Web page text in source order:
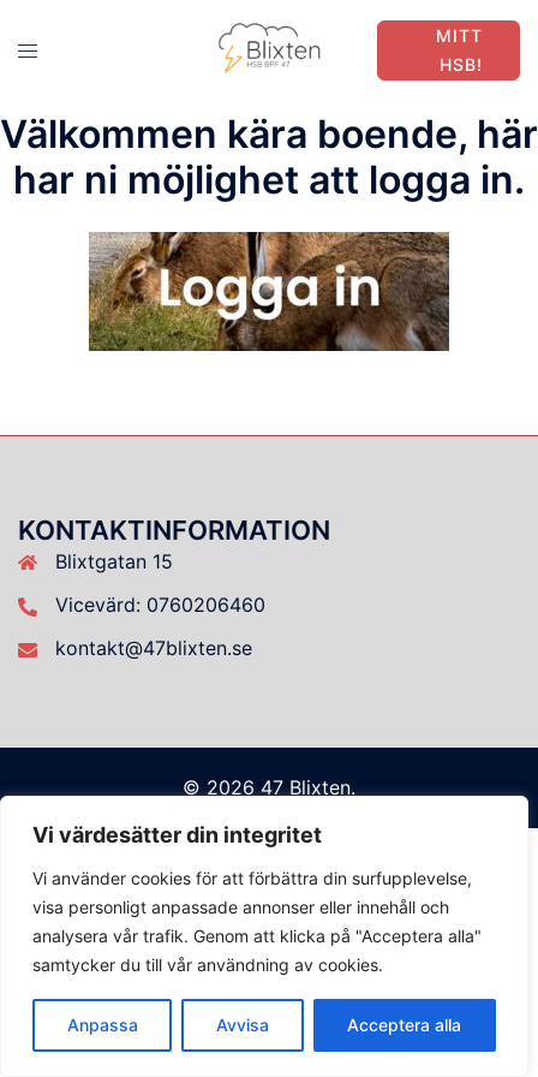
Vi värdesätter din integritet
Vi använder cookies för att förbättra din surfupplevelse,
visa personligt anpassade annonser eller innehåll och
analysera vår trafik. Genom att klicka på "Acceptera alla"
samtycker du till vår användning av cookies.
Anpassa Avvisa Acceptera alla
MITT
HSB!
Välkommen kära boende, här
har ni möjlighet att logga in.
KONTAKTINFORMATION
Blixtgatan 15
Vicevärd: 0760206460
kontakt@47blixten.se
© 2026 47 Blixten.